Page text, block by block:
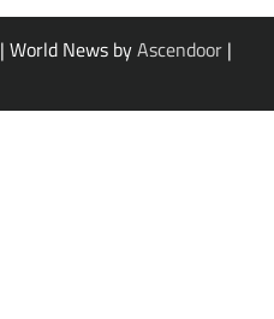
| World News byAscendoor |